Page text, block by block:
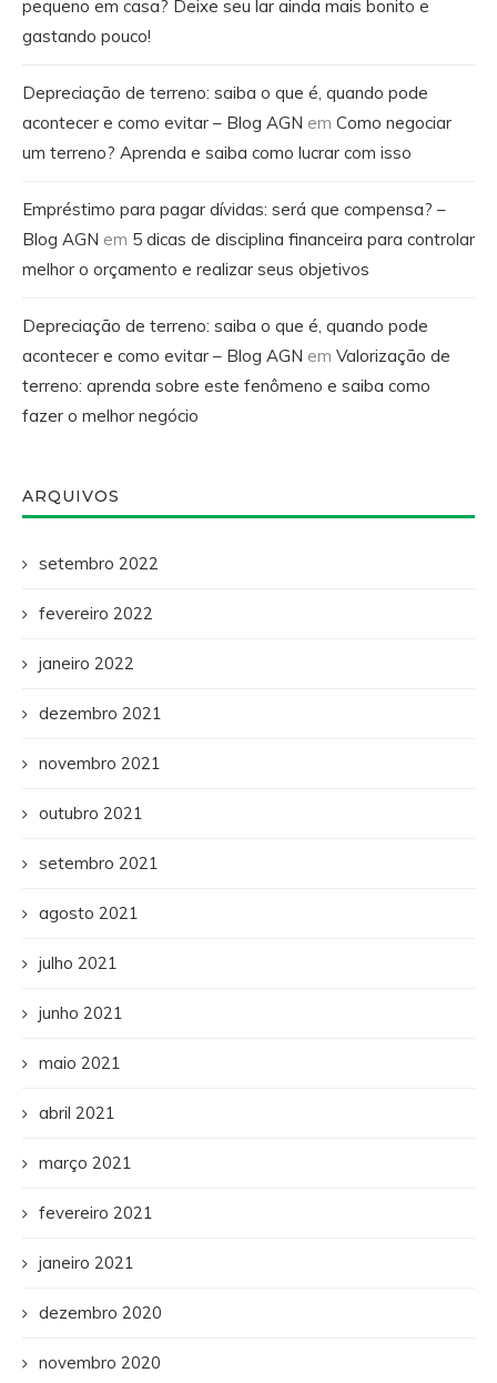
pequeno em casa? Deixe seu lar ainda mais bonito e
gastando pouco!
Depreciação de terreno: saiba o que é, quando pode
acontecer e como evitar – Blog AGN em Como negociar
um terreno? Aprenda e saiba como lucrar com isso
Empréstimo para pagar dívidas: será que compensa? –
Blog AGN em 5 dicas de disciplina financeira para controlar
melhor o orçamento e realizar seus objetivos
Depreciação de terreno: saiba o que é, quando pode
acontecer e como evitar – Blog AGN em Valorização de
terreno: aprenda sobre este fenômeno e saiba como
fazer o melhor negócio
ARQUIVOS
setembro 2022
fevereiro 2022
janeiro 2022
dezembro 2021
novembro 2021
outubro 2021
setembro 2021
agosto 2021
julho 2021
junho 2021
maio 2021
abril 2021
março 2021
fevereiro 2021
janeiro 2021
dezembro 2020
novembro 2020